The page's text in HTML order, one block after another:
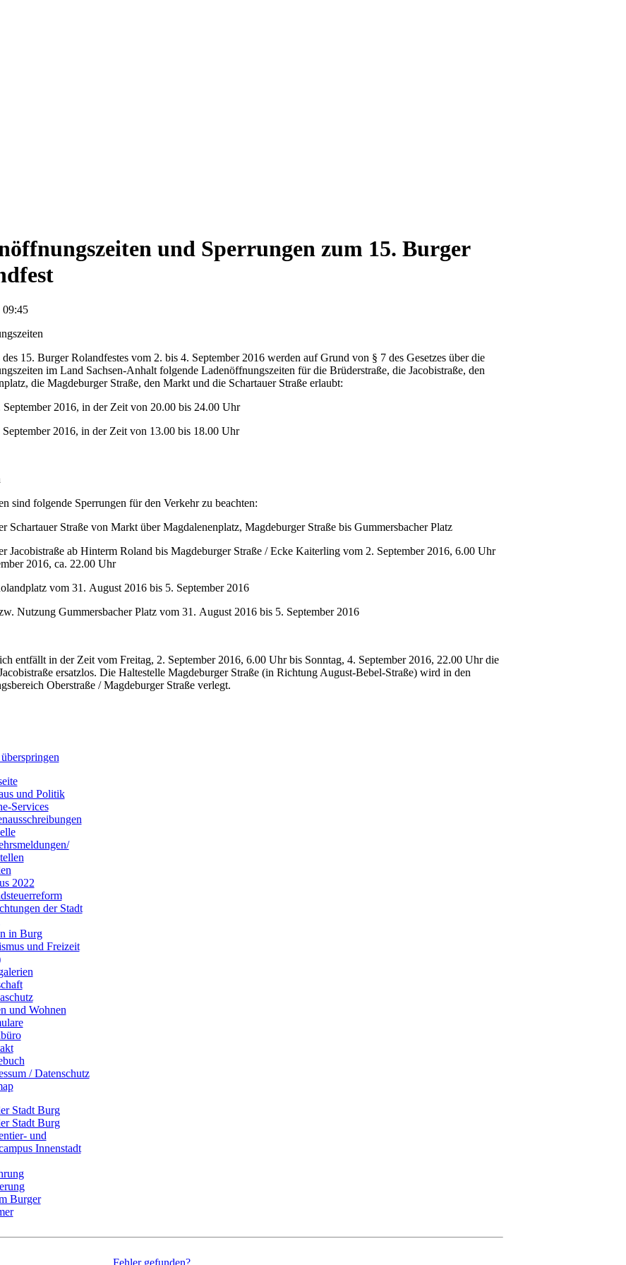
und Sperrungen zum 15. Burger
09:45
15. Burger Rolandfestes vom 2. bis 4. September 2016 werden auf Grund von § 7 des Gesetzes über die
im Land Sachsen-Anhalt folgende Ladenöffnungszeiten für die Brüderstraße, die Jacobistraße, den
die Magdeburger Straße, den Markt und die Schartauer Straße erlaubt:
September 2016, in der Zeit von 20.00 bis 24.00 Uhr
September 2016, in der Zeit von 13.00 bis 18.00 Uhr
sind folgende Sperrungen für den Verkehr zu beachten:
Schartauer Straße von Markt über Magdalenenplatz, Magdeburger Straße bis Gummersbacher Platz
Jacobistraße ab Hinterm Roland bis Magdeburger Straße / Ecke Kaiterling vom 2. September 2016, 6.00 Uhr
2016, ca. 22.00 Uhr
vom 31. August 2016 bis 5. September 2016
Nutzung Gummersbacher Platz vom 31. August 2016 bis 5. September 2016
entfällt in der Zeit vom Freitag, 2. September 2016, 6.00 Uhr bis Sonntag, 4. September 2016, 22.00 Uhr die
ersatzlos. Die Haltestelle Magdeburger Straße (in Richtung August-Bebel-Straße) wird in den
Oberstraße / Magdeburger Straße verlegt.
und Politik
Services
2022
der Stadt
in Burg
und Freizeit
und Wohnen
/ Datenschutz
Fehler gefunden?